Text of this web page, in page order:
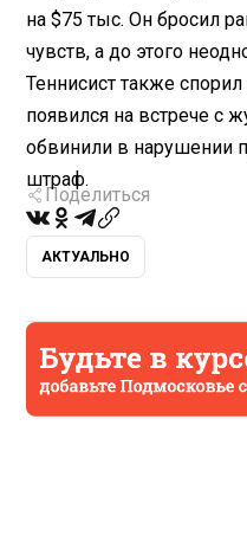
на $75 тыс. Он бросил
чувств, а до этого
Теннисист также
появился на встрече с
обвинили в нарушении
штраф.
Поделиться
АКТУАЛЬНО